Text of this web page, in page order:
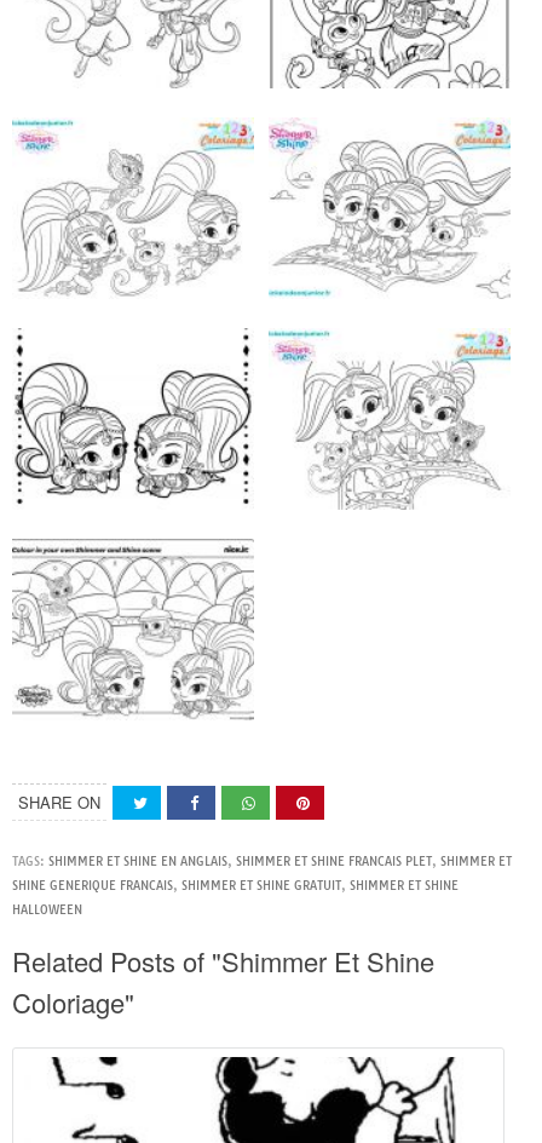
SHARE ON
TAGS: SHIMMER ET SHINE EN ANGLAIS, SHIMMER ET SHINE FRANCAIS PLET, SHIMMER ET
SHINE GENERIQUE FRANCAIS, SHIMMER ET SHINE GRATUIT, SHIMMER ET SHINE
HALLOWEEN
Related Posts of "Shimmer Et Shine
Coloriage"